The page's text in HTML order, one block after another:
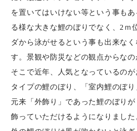
を置いてはいけない等という事も
る様な大きな鯉のぼりでなく、2ｍ
ダから泳がせるという事も出来な
す。景観や防災などの観点からなの
そこで近年、人気となっているの
タイプの鯉のぼり、「室内鯉のぼり
元来「外飾り」であった鯉のぼり
飾っていただけるようになりました